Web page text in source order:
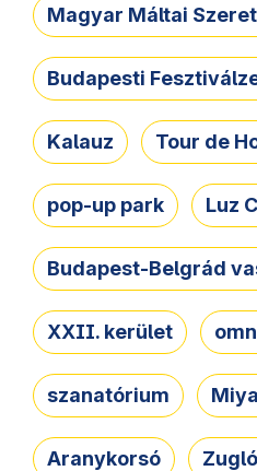
Magyar Máltai
Budapesti
Kalauz Tour de
pop-up park Luz
Budapest-Belgrád
XXII. kerület
szanatórium
Aranykorsó